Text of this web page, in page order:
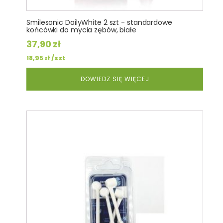
Smilesonic DailyWhite 2 szt - standardowe
końcówki do mycia zębów, białe
37,90 zł
18,95zł/szt
DOWIEDZ SIĘ WIĘCEJ